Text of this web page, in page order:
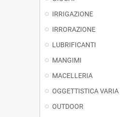
IRRIGAZIONE
IRRORAZIONE
LUBRIFICANTI
MANGIMI
MACELLERIA
OGGETTISTICA VARIA
OUTDOOR